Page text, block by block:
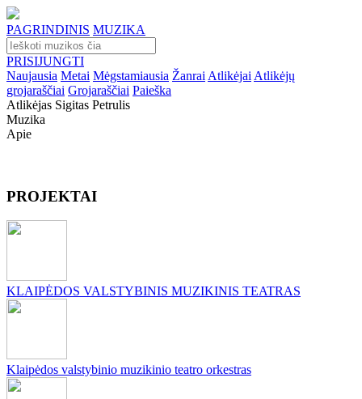
PAGRINDINIS MUZIKA
PRISIJUNGTI
Naujausia Metai Mėgstamiausia Žanrai Atlikėjai Atlikėjų
grojaraščiai Grojaraščiai Paieška
Atlikėjas Sigitas Petrulis
Muzika
Apie
PROJEKTAI
KLAIPĖDOS VALSTYBINIS MUZIKINIS TEATRAS
Klaipėdos valstybinio muzikinio teatro orkestras